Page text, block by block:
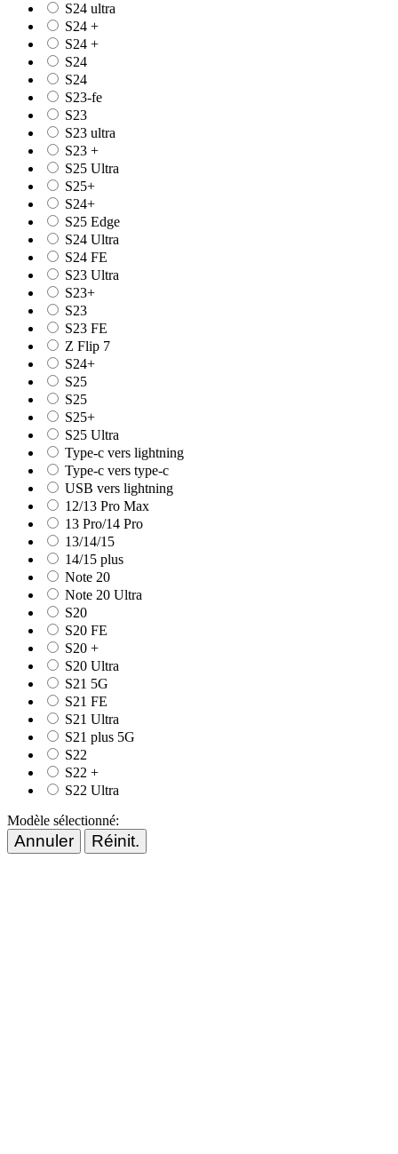
S24 ultra
S24 +
S24 +
S24
S24
S23-fe
S23
S23 ultra
S23 +
S25 Ultra
S25+
S24+
S25 Edge
S24 Ultra
S24 FE
S23 Ultra
S23+
S23
S23 FE
Z Flip 7
S24+
S25
S25
S25+
S25 Ultra
Type-c vers lightning
Type-c vers type-c
USB vers lightning
12/13 Pro Max
13 Pro/14 Pro
13/14/15
14/15 plus
Note 20
Note 20 Ultra
S20
S20 FE
S20 +
S20 Ultra
S21 5G
S21 FE
S21 Ultra
S21 plus 5G
S22
S22 +
S22 Ultra
Modèle sélectionné:
Annuler Réinit.